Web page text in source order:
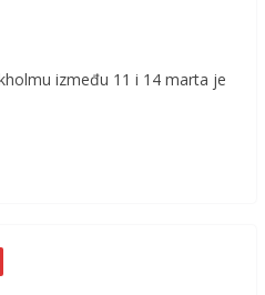
između 11 i 14 marta je